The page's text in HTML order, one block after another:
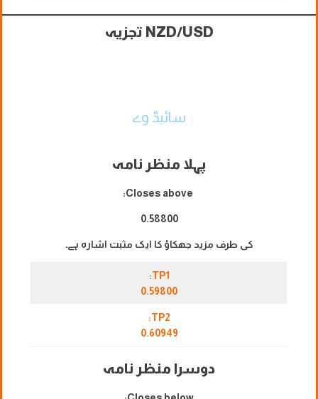
NZD/USD تجزیہ
سائیڈ وے
پہلا منظر نامہ
0.58800
کی طرف مزید جھکاؤ کا ایک مثبت اشارہ ہے۔
TP1:
0.59800
TP2:
0.60949
دوسرا منظر نامہ